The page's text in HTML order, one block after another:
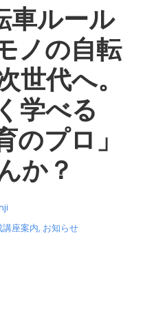
車ルール
ノの自転
世代へ。
学べる
のプロ」
か？
座案内, お知らせ